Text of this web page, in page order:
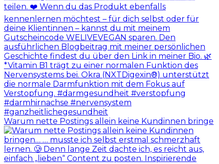
Warum nette Postings allein keine Kundinnen bringe